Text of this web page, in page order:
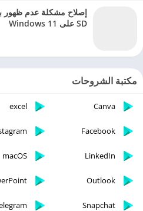
إصلاح مشكلة عدم ظهور
SD على Windows 11
مكتبة الشروحات
Canva
excel
Facebook
LinkedIn
macOS
Outlook
Snapchat